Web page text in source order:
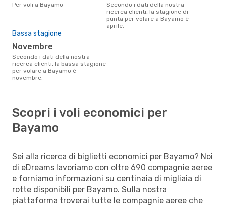
Per voli a Bayamo
Secondo i dati della nostra
ricerca clienti, la stagione di
punta per volare a Bayamo è
aprile.
Bassa stagione
novembre
Secondo i dati della nostra
ricerca clienti, la bassa stagione
per volare a Bayamo è
novembre.
Scopri i voli economici per
Bayamo
Sei alla ricerca di biglietti economici per Bayamo? Noi
di eDreams lavoriamo con oltre 690 compagnie aeree
e forniamo informazioni su centinaia di migliaia di
rotte disponibili per Bayamo. Sulla nostra
piattaforma troverai tutte le compagnie aeree che